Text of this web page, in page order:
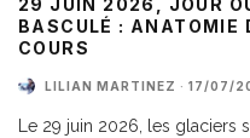
29 JUIN 2026, JOUR
BASCULÉ : ANATOMIE
COURS
LILIAN MARTINEZ · 17/07/
Le 29 juin 2026, les glaciers